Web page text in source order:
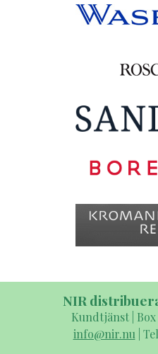
NIR
Kundtjänst | Box
info@nir.nu |